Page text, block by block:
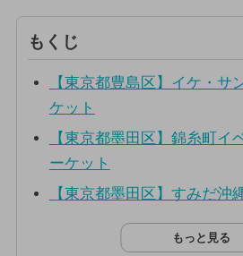
もくじ
【東京都豊島区】イケ・サ
ケット
【東京都墨田区】錦糸町イ
ーケット
【東京都墨田区】すみだ沖
もっと見る